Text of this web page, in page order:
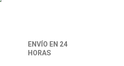
ENVÍO EN 24
HORAS